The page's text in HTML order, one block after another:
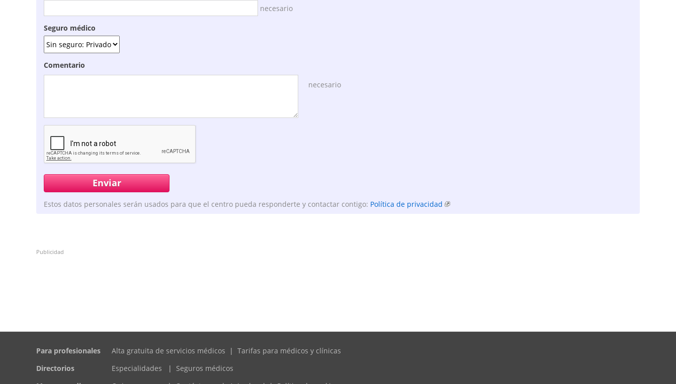
necesario
Seguro médico
Comentario
necesario
Estos datos personales serán usados para que el centro pueda responderte y contactar contigo: Política de privacidad
Publicidad
Para profesionales Alta gratuita de servicios médicos | Tarifas para médicos y clínicas
Directorios
Especialidades |
Seguros médicos